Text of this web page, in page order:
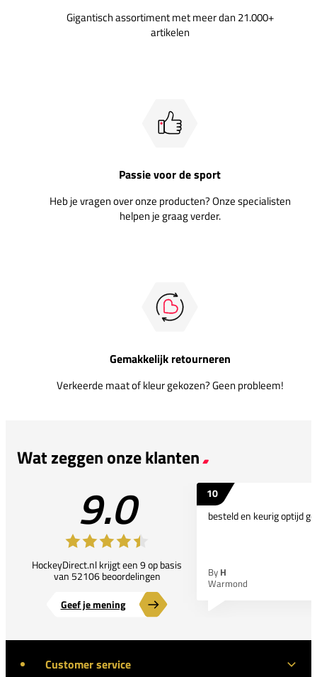
Gigantisch assortiment met meer dan 21.000+
artikelen
Passie voor de sport
Heb je vragen over onze producten? Onze specialisten
helpen je graag verder.
Gemakkelijk retourneren
Verkeerde maat of kleur gekozen? Geen probleem!
Wat zeggen onze klanten
9.0
HockeyDirect.nl krijgt een 9 op basis
van 52106 beoordelingen
Geef je mening
10
besteld en keurig optijd
By H
Warmond
Customer service